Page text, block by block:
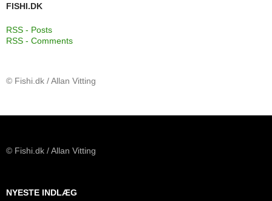
FISHI.DK
RSS - Posts
RSS - Comments
© Fishi.dk / Allan Vitting
© Fishi.dk / Allan Vitting
NYESTE INDLÆG